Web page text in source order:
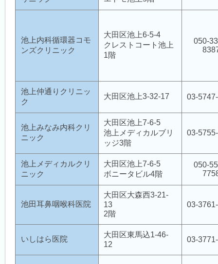
地域包括支援センター新井宿（大森医師会）
永久保存版
大森医師会館利用申込
池上内科循環器コモ
ンズクリニック
大田区池上6-5-4
クレストコート池上
1階
050-
池上仲通りクリニッ
ク
大田区池上3-32-17 03-
池上みなみ内科クリ
ニック
大田区池上7-6-5
池上メディカルブリ
ッジ3階
03-
池上メディカルクリ
ニック
大田区池上7-6-5
ボニータビル4階
050-
池田耳鼻咽喉科医院
大田区大森西3-21-
13
2階
03-
いしはら医院
大田区東馬込1-46-
12
03-